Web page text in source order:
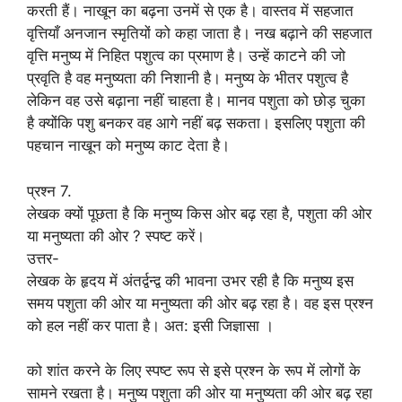
करती हैं। नाखून का बढ़ना उनमें से एक है। वास्तव में सहजात
वृत्तियाँ अनजान स्मृतियों को कहा जाता है। नख बढ़ाने की सहजात
वृत्ति मनुष्य में निहित पशुत्व का प्रमाण है। उन्हें काटने की जो
प्रवृति है वह मनुष्यता की निशानी है। मनुष्य के भीतर पशुत्व है
लेकिन वह उसे बढ़ाना नहीं चाहता है। मानव पशुता को छोड़ चुका
है क्योंकि पशु बनकर वह आगे नहीं बढ़ सकता। इसलिए पशुता की
पहचान नाखून को मनुष्य काट देता है।
प्रश्न 7.
लेखक क्यों पूछता है कि मनुष्य किस ओर बढ़ रहा है, पशुता की ओर
या मनुष्यता की ओर ? स्पष्ट करें।
उत्तर-
लेखक के हृदय में अंतर्द्वन्द्व की भावना उभर रही है कि मनुष्य इस
समय पशुता की ओर या मनुष्यता की ओर बढ़ रहा है। वह इस प्रश्न
को हल नहीं कर पाता है। अत: इसी जिज्ञासा ।
को शांत करने के लिए स्पष्ट रूप से इसे प्रश्न के रूप में लोगों के
सामने रखता है। मनुष्य पशुता की ओर या मनुष्यता की ओर बढ़ रहा